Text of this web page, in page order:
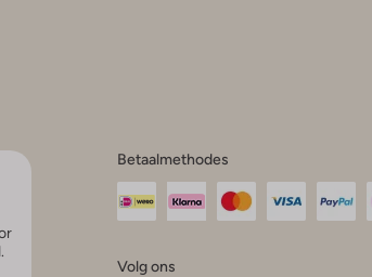
Betaalmethodes
Volg ons